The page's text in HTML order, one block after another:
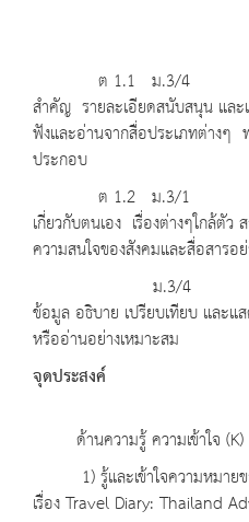
ต 1.1 ม.3/4 เลือก/ร
สำคัญ รายละเอียดสนับสนุน และ
ฟังและอ่านจากสื่อประเภทต่างๆ
ประกอบ
ต 1.2 ม.3/1 สนทน
เกี่ยวกับตนเอง เรื่องต่างๆใกล้ตั
ความสนใจของสังคมและสื่อสารอ
ม.3/4 พูดและเขี
ข้อมูล อธิบาย เปรียบเทียบ และแ
หรืออ่านอย่างเหมาะสม
จุดประสงค์
ด้านความรู้ ความเข้าใจ (K)
1) รู้และเข้าใจความหมายข
เรื่อง Travel Diary: Thailand